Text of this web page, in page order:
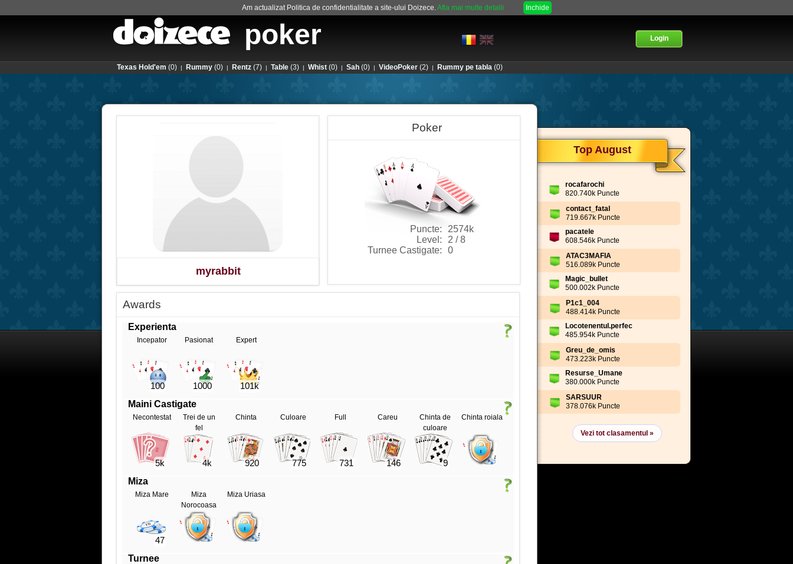
Am actualizat Politica de confidentialitate a site-ului Doizece.Afla mai multe detalii Inchide
poker Login
Texas Hold'em (0) | Rummy (0) | Rentz (7) | Table (3) | Whist (0) | Sah (0) | VideoPoker (2) | Rummy pe tabla (0)
Top August
rocafarochi
820.740k Puncte
contact_fatal
719.667k Puncte
pacatele
608.546k Puncte
ATAC3MAFIA
516.089k Puncte
Magic_bullet
500.002k Puncte
P1c1_004
488.414k Puncte
Locotenentul.perfec
485.954k Puncte
Greu_de_omis
473.223k Puncte
Resurse_Umane
380.000k Puncte
SARSUUR
378.076k Puncte
Vezi tot clasamentul »
myrabbit
Poker
Puncte:
2574k
Level:
2 / 8
Turnee Castigate:
0
Awards
Experienta
Incepator
100
Pasionat
1000
Expert
101k
Maini Castigate
Necontestat
5k
Trei de un
fel
4k
Chinta
920
Culoare
775
Full
731
Careu
146
Chinta de
culoare
9
Chinta roiala
Miza
Miza Mare
47
Miza
Norocoasa
Miza Uriasa
Turnee